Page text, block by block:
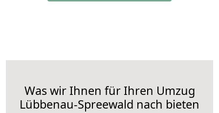
Was wir Ihnen für Ihren Umzug
Lübbenau-Spreewald nach bieten